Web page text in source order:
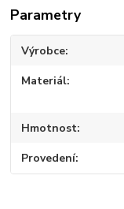
Parametry
Výrobce
Materiál
Hmotnost
Provedení